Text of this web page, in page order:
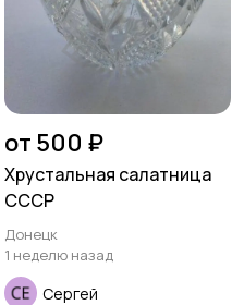
от 500 ₽
Хрустальная салатница
СССР
Донецк
1 неделю назад
Сергей